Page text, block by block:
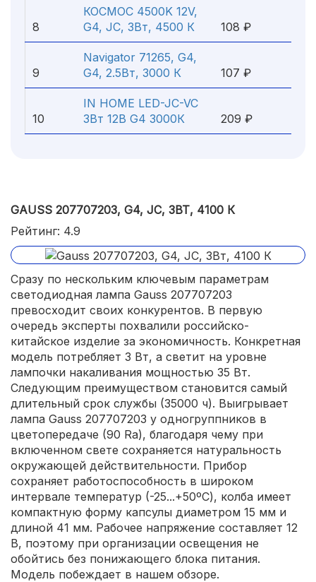
8
КОСМОС 4500K 12V,
G4, JC, 3Вт, 4500 К
108 ₽
9
Navigator 71265, G4,
G4, 2.5Вт, 3000 К
107 ₽
10
IN HOME LED-JC-VC
3Вт 12В G4 3000К
209 ₽
GAUSS 207707203, G4, JC, 3ВТ, 4100 К
Рейтинг: 4.9
Сразу по нескольким ключевым параметрам
светодиодная лампа Gauss 207707203
превосходит своих конкурентов. В первую
очередь эксперты похвалили российско-
китайское изделие за экономичность. Конкретная
модель потребляет 3 Вт, а светит на уровне
лампочки накаливания мощностью 35 Вт.
Следующим преимуществом становится самый
длительный срок службы (35000 ч). Выигрывает
лампа Gauss 207707203 у одногруппников в
цветопередаче (90 Ra), благодаря чему при
включенном свете сохраняется натуральность
окружающей действительности. Прибор
сохраняет работоспособность в широком
интервале температур (-25...+50ºС), колба имеет
компактную форму капсулы диаметром 15 мм и
длиной 41 мм. Рабочее напряжение составляет 12
В, поэтому при организации освещения не
обойтись без понижающего блока питания.
Модель побеждает в нашем обзоре.